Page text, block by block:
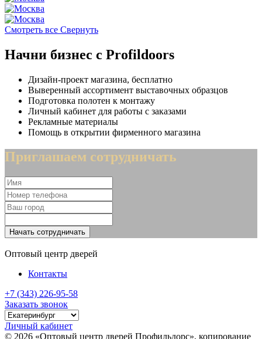
Смотреть все Свернуть
Начни бизнес с Profildoors
Дизайн-проект магазина, бесплатно
Выверенный ассортимент выставочных образцов
Подготовка полотен к монтажу
Личный кабинет для работы с заказами
Рекламные материалы
Помощь в открытии фирменного магазина
Приглашаем сотрудничать
Начать сотрудничать
Оптовый центр дверей
Контакты
+7 (343) 226-95-58
Заказать звонок
Личный кабинет
© 2026 «Оптовый центр дверей Профильдорс», копирование